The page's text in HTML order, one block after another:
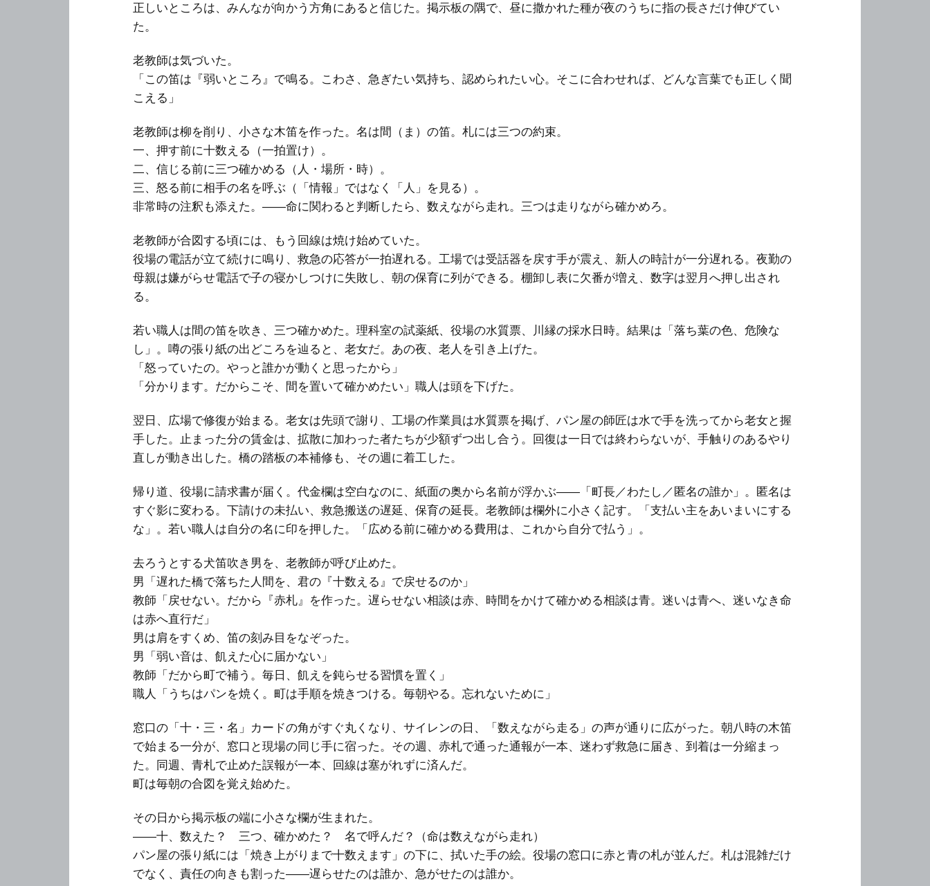
正しいところは、みんなが向かう方角にあると信じた。掲示板の隅で、昼に撒かれた種が夜のうちに指の長さだけ伸びてい
た。
老教師は気づいた。
「この笛は『弱いところ』で鳴る。こわさ、急ぎたい気持ち、認められたい心。そこに合わせれば、どんな言葉でも正しく聞
こえる」
老教師は柳を削り、小さな木笛を作った。名は間（ま）の笛。札には三つの約束。
一、押す前に十数える（一拍置け）。
二、信じる前に三つ確かめる（人・場所・時）。
三、怒る前に相手の名を呼ぶ（「情報」ではなく「人」を見る）。
非常時の注釈も添えた。――命に関わると判断したら、数えながら走れ。三つは走りながら確かめろ。
老教師が合図する頃には、もう回線は焼け始めていた。
役場の電話が立て続けに鳴り、救急の応答が一拍遅れる。工場では受話器を戻す手が震え、新人の時計が一分遅れる。夜勤の
母親は嫌がらせ電話で子の寝かしつけに失敗し、朝の保育に列ができる。棚卸し表に欠番が増え、数字は翌月へ押し出され
る。
若い職人は間の笛を吹き、三つ確かめた。理科室の試薬紙、役場の水質票、川縁の採水日時。結果は「落ち葉の色、危険な
し」。噂の張り紙の出どころを辿ると、老女だ。あの夜、老人を引き上げた。
「怒っていたの。やっと誰かが動くと思ったから」
「分かります。だからこそ、間を置いて確かめたい」職人は頭を下げた。
翌日、広場で修復が始まる。老女は先頭で謝り、工場の作業員は水質票を掲げ、パン屋の師匠は水で手を洗ってから老女と握
手した。止まった分の賃金は、拡散に加わった者たちが少額ずつ出し合う。回復は一日では終わらないが、手触りのあるやり
直しが動き出した。橋の踏板の本補修も、その週に着工した。
帰り道、役場に請求書が届く。代金欄は空白なのに、紙面の奥から名前が浮かぶ――「町長／わたし／匿名の誰か」。匿名は
すぐ影に変わる。下請けの未払い、救急搬送の遅延、保育の延長。老教師は欄外に小さく記す。「支払い主をあいまいにする
な」。若い職人は自分の名に印を押した。「広める前に確かめる費用は、これから自分で払う」。
去ろうとする犬笛吹き男を、老教師が呼び止めた。
男「遅れた橋で落ちた人間を、君の『十数える』で戻せるのか」
教師「戻せない。だから『赤札』を作った。遅らせない相談は赤、時間をかけて確かめる相談は青。迷いは青へ、迷いなき命
は赤へ直行だ」
男は肩をすくめ、笛の刻み目をなぞった。
男「弱い音は、飢えた心に届かない」
教師「だから町で補う。毎日、飢えを鈍らせる習慣を置く」
職人「うちはパンを焼く。町は手順を焼きつける。毎朝やる。忘れないために」
窓口の「十・三・名」カードの角がすぐ丸くなり、サイレンの日、「数えながら走る」の声が通りに広がった。朝八時の木笛
で始まる一分が、窓口と現場の同じ手に宿った。その週、赤札で通った通報が一本、迷わず救急に届き、到着は一分縮まっ
た。同週、青札で止めた誤報が一本、回線は塞がれずに済んだ。
町は毎朝の合図を覚え始めた。
その日から掲示板の端に小さな欄が生まれた。
――十、数えた？ 三つ、確かめた？ 名で呼んだ？（命は数えながら走れ）
パン屋の張り紙には「焼き上がりまで十数えます」の下に、拭いた手の絵。役場の窓口に赤と青の札が並んだ。札は混雑だけ
でなく、責任の向きも割った――遅らせたのは誰か、急がせたのは誰か。